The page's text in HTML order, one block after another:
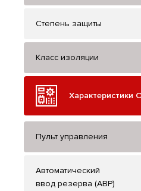
Степень защиты
Класс изоляции
Характеристики
Пульт управления
Автоматический
ввод резерва (АВР)